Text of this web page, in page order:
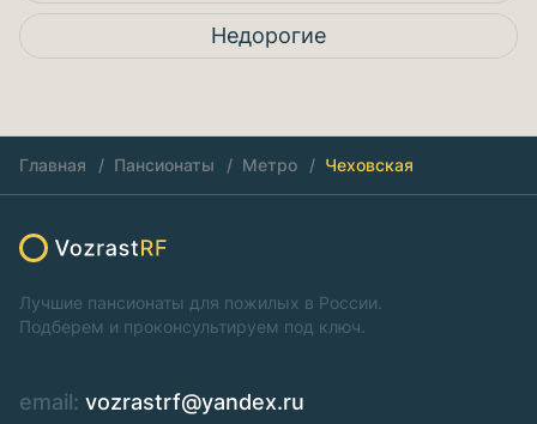
Недорогие
Главная Пансионаты Метро Чеховская
Лучшие пансионаты для пожилых в России.
Подберем и проконсультируем под ключ.
email: vozrastrf@yandex.ru